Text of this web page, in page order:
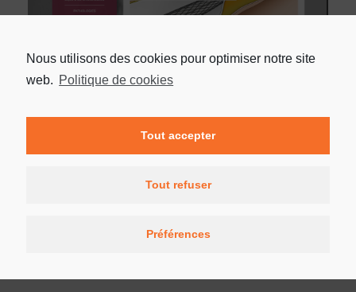
Nous utilisons des cookies pour optimiser notre site
web. Politique de cookies
Tout accepter
Tout refuser
Préférences